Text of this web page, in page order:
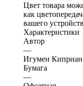
Цвет товара
как
вашего
Характеристики
Автор
—
Игумен
Бумага
—